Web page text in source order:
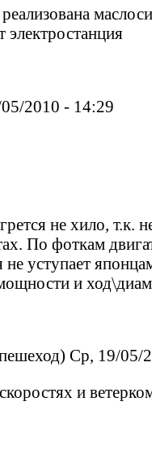
2010 - 14:29
не хило, т.к.
По фоткам
не уступает
и
Ср, 19/05/
и